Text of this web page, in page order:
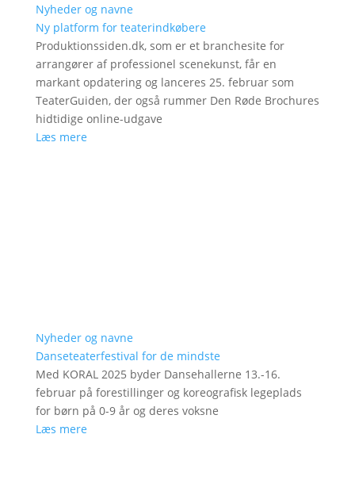
Nyheder og navne
Ny platform for teaterindkøbere
Produktionssiden.dk, som er et branchesite for
arrangører af professionel scenekunst, får en
markant opdatering og lanceres 25. februar som
TeaterGuiden, der også rummer Den Røde Brochures
hidtidige online-udgave
Læs mere
Nyheder og navne
Danseteaterfestival for de mindste
Med KORAL 2025 byder Dansehallerne 13.-16.
februar på forestillinger og koreografisk legeplads
for børn på 0-9 år og deres voksne
Læs mere